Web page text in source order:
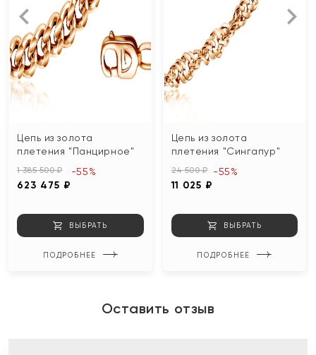
Цепь из золота
плетения "Панцирное"
1 385 500 ₽
623 475 ₽
-55%
ВЫБРАТЬ
ПОДРОБНЕЕ
Цепь из золота
плетения "Сингапур"
24 500 ₽
11 025 ₽
-55%
ВЫБРАТЬ
ПОДРОБНЕЕ
Оставить отзыв